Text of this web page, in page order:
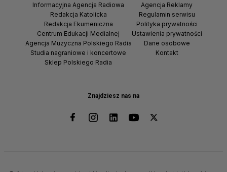
Znajdziesz nas na
Informacyjna Agencja Radiowa
Redakcja Katolicka
Redakcja Ekumeniczna
Centrum Edukacji Medialnej
Agencja Muzyczna Polskiego Radia
Studia nagraniowe i koncertowe
Sklep Polskiego Radia
Agencja Reklamy
Regulamin serwisu
Polityka prywatności
Ustawienia prywatności
Dane osobowe
Kontakt